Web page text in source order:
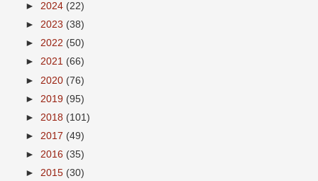
► 2024 (22)
► 2023 (38)
► 2022 (50)
► 2021 (66)
► 2020 (76)
► 2019 (95)
► 2018 (101)
► 2017 (49)
► 2016 (35)
► 2015 (30)